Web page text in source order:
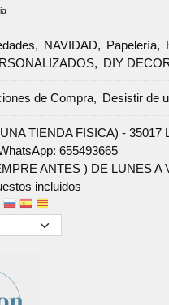
NAVIDAD Papelería
DIY
de Compra Desistir de
TIENDA FISICA) -
655493665
ANTES ) DE LUNES A
incluidos